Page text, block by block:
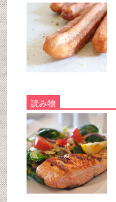
読み物